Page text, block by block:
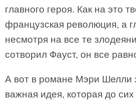
главного героя. Как на это
французская революция, а
несмотря на все те
сотворил Фауст, он все
А вот в романе Мэри Шелли
важная идея, которая до